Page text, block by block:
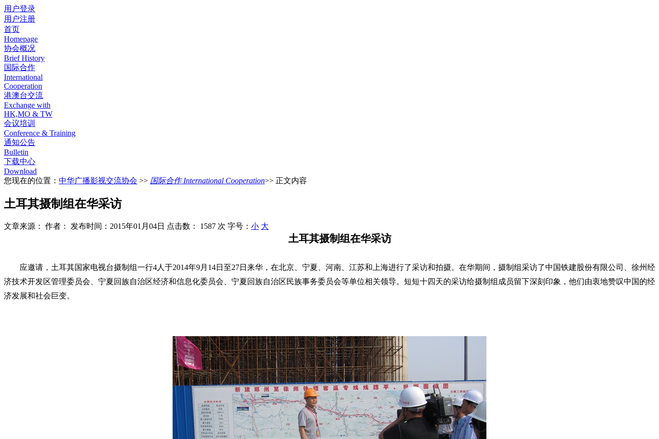
用户登录
用户注册
首页
Homepage
协会概况
Brief History
国际合作
International
Cooperation
港澳台交流
Exchange with
HK,MO & TW
会议培训
Conference & Training
通知公告
Bulletin
下载中心
Download
您现在的位置： 中华广播影视交流协会 >> 国际合作 International Cooperation>> 正文内容
土耳其摄制组在华采访
文章来源： 作者： 发布时间：2015年01月04日 点击数： 1587 次 字号： 小 大
土耳其摄制组在华采访
应邀请，土耳其国家电视台摄制组一行4人于2014年9月 14日至27日来华，在北京、宁夏、河南、江苏和上海进行了采访和拍摄。在华期间，摄制组采访了中国铁建股份有限公司、徐州经
济技术开发区管理委员会、宁夏回族自治区经济和信息化委员会、宁夏回族自治区民族事务委员会等单位相关领导。短短十四天的采访给摄制组成员留下深刻印象，他们由衷地赞叹中国的经
济发展和社会巨变。